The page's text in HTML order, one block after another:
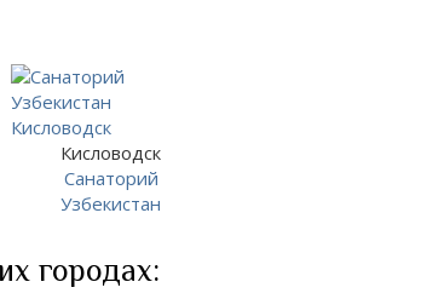
Кисловодск
Санаторий
Узбекистан
городах: